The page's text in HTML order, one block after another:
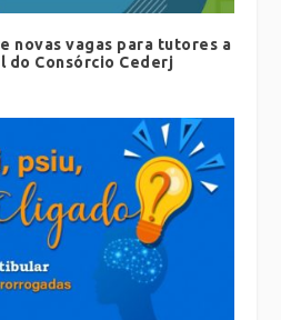
novas vagas para tutores a
do Consórcio Cederj